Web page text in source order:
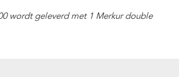
wordt geleverd met 1 Merkur double